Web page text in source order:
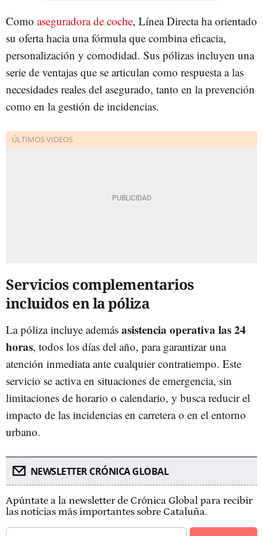
Como aseguradora de coche, Línea Directa ha orientado
su oferta hacia una fórmula que combina eficacia,
personalización y comodidad. Sus pólizas incluyen una
serie de ventajas que se articulan como respuesta a las
necesidades reales del asegurado, tanto en la prevención
como en la gestión de incidencias.
Servicios complementarios
incluidos en la póliza
La póliza incluye además asistencia operativa las 24
horas, todos los días del año, para garantizar una
atención inmediata ante cualquier contratiempo. Este
servicio se activa en situaciones de emergencia, sin
limitaciones de horario o calendario, y busca reducir el
impacto de las incidencias en carretera o en el entorno
urbano.
NEWSLETTER CRÓNICA GLOBAL
Apúntate a la newsletter de Crónica Global para recibir
las noticias más importantes sobre Cataluña.